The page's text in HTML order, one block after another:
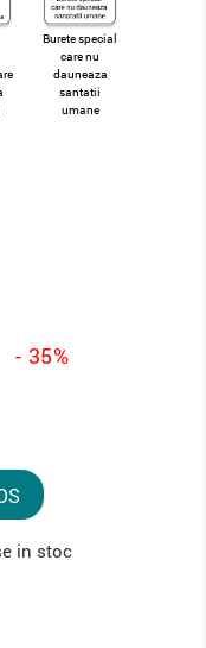
Burete special
care nu
dauneaza
santatii
umane
- 35%
in stoc